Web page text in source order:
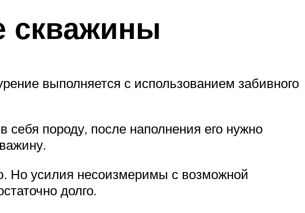
скважины
выполняется с использованием забивного
себя породу, после наполнения его нужно
Но усилия несоизмеримы с возможной
долго.